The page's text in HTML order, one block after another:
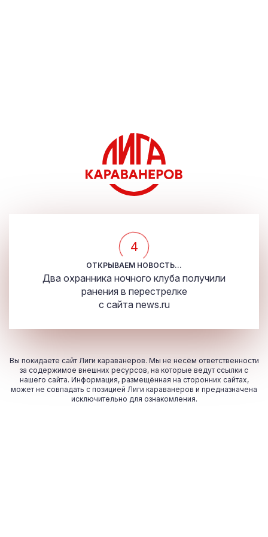
4
ОТКРЫВАЕМ НОВОСТЬ...
Два охранника ночного клуба получили
ранения в перестрелке
с сайта news.ru
Вы покидаете сайт Лиги караванеров. Мы не несём ответственности
за содержимое внешних ресурсов, на которые ведут ссылки с
нашего сайта. Информация, размещённая на сторонних сайтах,
может не совпадать с позицией Лиги караванеров и предназначена
исключительно для ознакомления.